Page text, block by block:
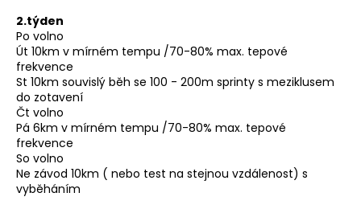
2.týden
Po volno
Út 10km v mírném tempu /70-80% max. tepové
frekvence
St 10km souvislý běh se 100 - 200m sprinty s meziklusem
do zotavení
Čt volno
Pá 6km v mírném tempu /70-80% max. tepové
frekvence
So volno
Ne závod 10km ( nebo test na stejnou vzdálenost) s
vyběháním
č
u
j
e
m
e
BĚŽECKÁ
BUNDA
RONHILL
STRIDE